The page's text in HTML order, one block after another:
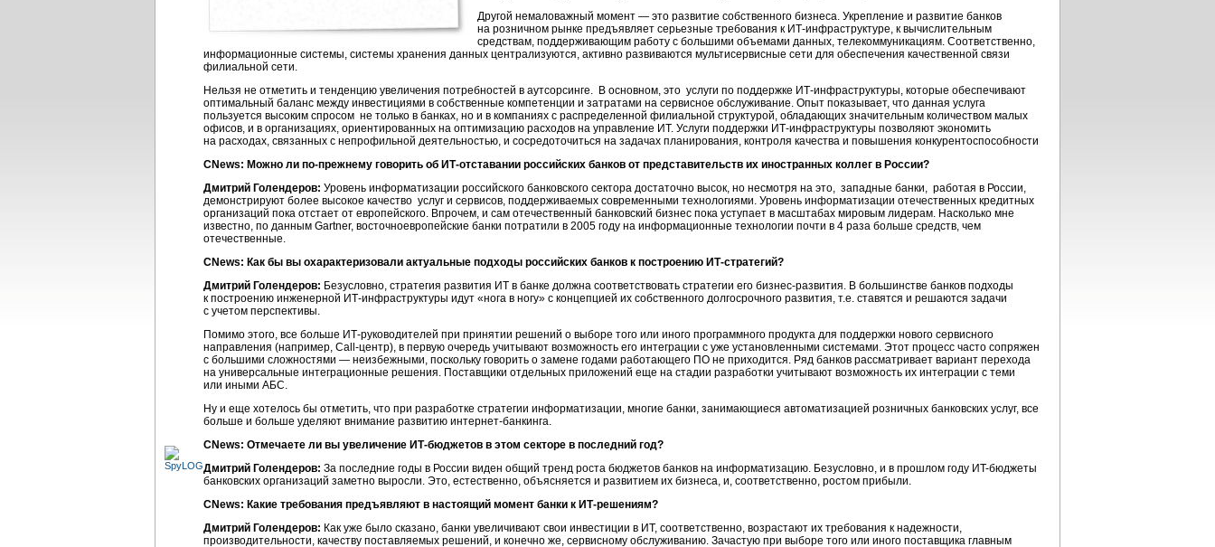
Другой немаловажный момент — это развитие собственного бизнеса. Укрепление и развитие банков
на розничном рынке предъявляет серьезные требования к ИТ-инфраструктуре, к вычислительным
средствам, поддерживающим работу с большими объемами данных, телекоммуникациям. Соответственно,
информационные системы, системы хранения данных централизуются, активно развиваются мультисервисные сети для обеспечения качественной связи
филиальной сети.
Нельзя не отметить и тенденцию увеличения потребностей в аутсорсинге. В основном, это услуги по поддержке ИТ-инфраструктуры, которые обеспечивают
оптимальный баланс между инвестициями в собственные компетенции и затратами на сервисное обслуживание. Опыт показывает, что данная услуга
пользуется высоким спросом не только в банках, но и в компаниях с распределенной филиальной структурой, обладающих значительным количеством малых
офисов, и в организациях, ориентированных на оптимизацию расходов на управление ИТ. Услуги поддержки ИТ-инфраструктуры позволяют экономить
на расходах, связанных с непрофильной деятельностью, и сосредоточиться на задачах планирования, контроля качества и повышения конкурентоспособности
СNews: Можно ли по-прежнему говорить об ИТ-отставании российских банков от представительств их иностранных коллег в России?
Дмитрий Голендеров: Уровень информатизации российского банковского сектора достаточно высок, но несмотря на это, западные банки, работая в России,
демонстрируют более высокое качество услуг и сервисов, поддерживаемых современными технологиями. Уровень информатизации отечественных кредитных
организаций пока отстает от европейского. Впрочем, и сам отечественный банковский бизнес пока уступает в масштабах мировым лидерам. Насколько мне
известно, по данным Gartner, восточноевропейские банки потратили в 2005 году на информационные технологии почти в 4 раза больше средств, чем
отечественные.
СNews: Как бы вы охарактеризовали актуальные подходы российских банков к построению ИТ-стратегий?
Дмитрий Голендеров: Безусловно, стратегия развития ИТ в банке должна соответствовать стратегии его бизнес-развития. В большинстве банков подходы
к построению инженерной ИТ-инфраструктуры идут «нога в ногу» с концепцией их собственного долгосрочного развития, т.е. ставятся и решаются задачи
с учетом перспективы.
Помимо этого, все больше ИТ-руководителей при принятии решений о выборе того или иного программного продукта для поддержки нового сервисного
направления (например, Call-центр), в первую очередь учитывают возможность его интеграции с уже установленными системами. Этот процесс часто сопряжен
с большими сложностями — неизбежными, поскольку говорить о замене годами работающего ПО не приходится. Ряд банков рассматривает вариант перехода
на универсальные интеграционные решения. Поставщики отдельных приложений еще на стадии разработки учитывают возможность их интеграции с теми
или иными АБС.
Ну и еще хотелось бы отметить, что при разработке стратегии информатизации, многие банки, занимающиеся автоматизацией розничных банковских услуг, все
больше и больше уделяют внимание развитию интернет-банкинга.
СNews: Отмечаете ли вы увеличение ИТ-бюджетов в этом секторе в последний год?
Дмитрий Голендеров: За последние годы в России виден общий тренд роста бюджетов банков на информатизацию. Безусловно, и в прошлом году ИT-бюджеты
банковских организаций заметно выросли. Это, естественно, объясняется и развитием их бизнеса, и, соответственно, ростом прибыли.
СNews: Какие требования предъявляют в настоящий момент банки к ИТ-решениям?
Дмитрий Голендеров: Как уже было сказано, банки увеличивают свои инвестиции в ИТ, соответственно, возрастают их требования к надежности,
производительности, качеству поставляемых решений, и конечно же, сервисному обслуживанию. Зачастую при выборе того или иного поставщика главным